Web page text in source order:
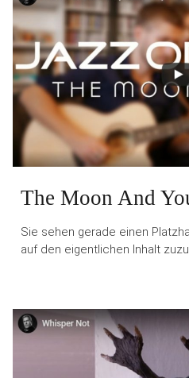
The Moon And
Sie sehen gerade einen
auf den eigentlichen Inhalt